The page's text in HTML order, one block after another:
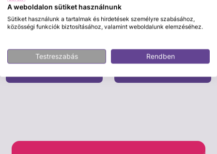
Lily fésülhető babafej - 20 cm
5 995 Ft
Dolls World
11 995 Ft
A weboldalon sütiket használnunk
Sütiket használunk a tartalmak és hirdetések személyre szabásához,
közösségi funkciók biztosításához, valamint weboldalunk elemzéséhez.
Testreszabás Rendben